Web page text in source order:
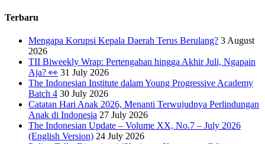
Terbaru
Mengapa Korupsi Kepala Daerah Terus Berulang? 3 August
2026
TII Biweekly Wrap: Pertengahan hingga Akhir Juli, Ngapain
Aja? 👀 31 July 2026
The Indonesian Institute dalam Young Progressive Academy
Batch 4 30 July 2026
Catatan Hari Anak 2026, Menanti Terwujudnya Perlindungan
Anak di Indonesia 27 July 2026
The Indonesian Update – Volume XX, No.7 – July 2026
(English Version) 24 July 2026